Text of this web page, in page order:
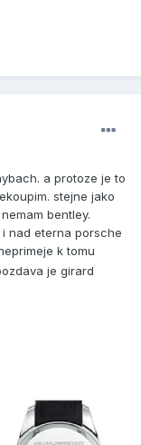
a protoze je to
stejne jako
bentley.
nad eterna porsche
k tomu
je girard